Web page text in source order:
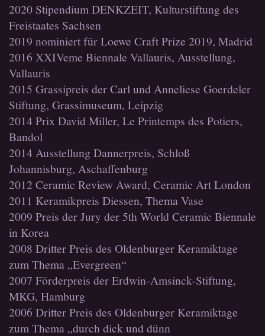
2020 Stipendium DENKZEIT, Kulturstiftung des
Freistaates Sachsen
2019 nominiert für Loewe Craft Prize 2019, Madrid
2016 XXIVeme Biennale Vallauris, Ausstellung,
Vallauris
2015 Grassipreis der Carl und Anneliese Goerdeler
Stiftung, Grassimuseum, Leipzig
2014 Prix David Miller, Le Printemps des Potiers,
Bandol
2014 Ausstellung Dannerpreis, Schloß
Johannisburg, Aschaffenburg
2012 Ceramic Review Award, Ceramic Art London
2011 Keramikpreis Diessen, Thema Vase
2009 Preis der Jury der 5th World Ceramic Biennale
in Korea
2008 Dritter Preis des Oldenburger Keramiktage
zum Thema „Evergreen“
2007 Förderpreis der Erdwin-Amsinck-Stiftung,
MKG, Hamburg
2006 Dritter Preis des Oldenburger Keramiktage
zum Thema „durch dick und dünn